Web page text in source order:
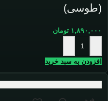
(طوسی)
۱,۸۹۰,۰۰۰ تومان
افزودن به سبد خرید